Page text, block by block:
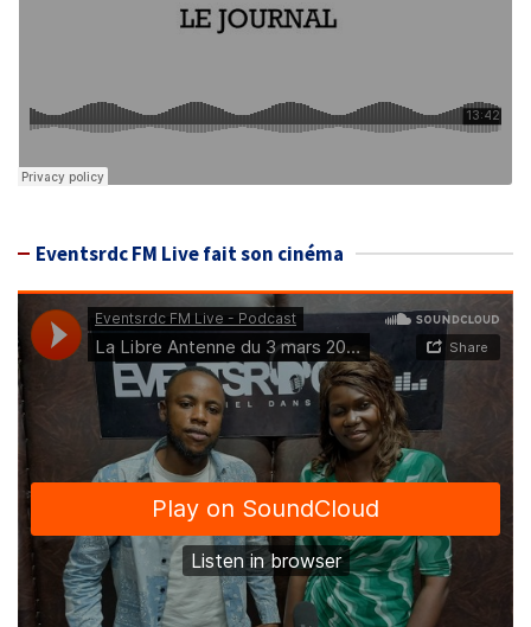
Eventsrdc FM Live fait son cinéma